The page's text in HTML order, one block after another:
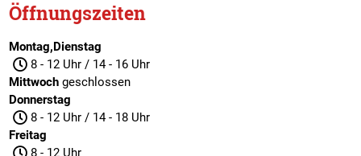
Öffnungszeiten
Montag,Dienstag
8 - 12 Uhr / 14 - 16 Uhr
Mittwochgeschlossen
Donnerstag
8 - 12 Uhr / 14 - 18 Uhr
Freitag
8 - 12 Uhr